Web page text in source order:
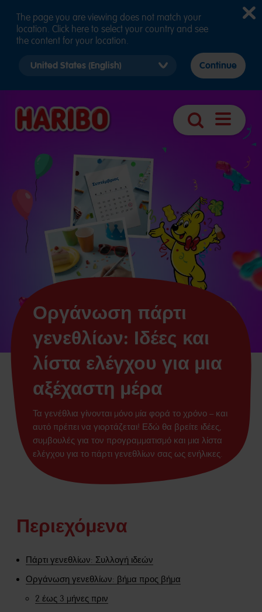
ΑναζήτησηΆνοιγμα
Οργάνωση πάρτι
γενεθλίων: Ιδέες και
λίστα ελέγχου για μια
αξέχαστη μέρα
Τα γενέθλια γίνονται μόνο μία φορά το χρόνο – και
αυτό πρέπει να γιορτάζεται! Εδώ θα βρείτε ιδέες,
συμβουλές για τον προγραμματισμό και μια λίστα
ελέγχου για το πάρτι γενεθλίων σας ως ενήλικες.
Περιεχόμενα
Πάρτι γενεθλίων: Συλλογή ιδεών
Οργάνωση γενεθλίων: βήμα προς βήμα
2 έως 3 μήνες πριν
The page you are viewing does not match your
location. Click here to select your country and see
the content for your location.
country
Continue